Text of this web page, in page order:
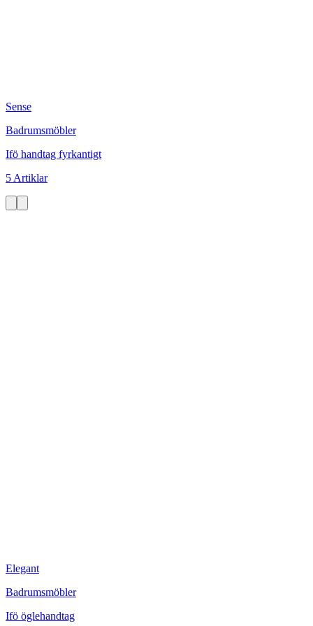
Sense
Badrumsmöbler
Ifö handtag fyrkantigt
5 Artiklar
Elegant
Badrumsmöbler
Ifö öglehandtag